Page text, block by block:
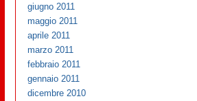
giugno 2011
maggio 2011
aprile 2011
marzo 2011
febbraio 2011
gennaio 2011
dicembre 2010